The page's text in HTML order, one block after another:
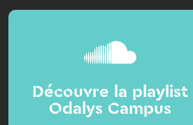
Découvre la playlist
Odalys Campus